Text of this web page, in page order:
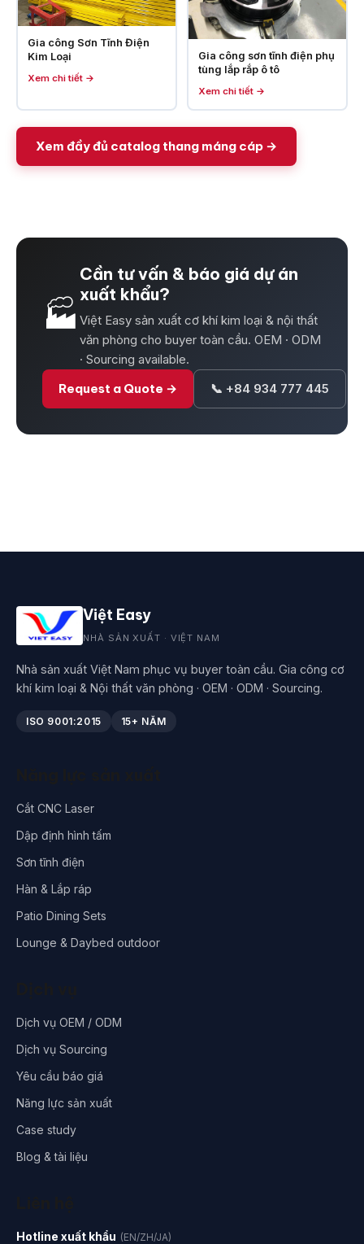
Gia công Sơn Tĩnh Điện
Kim Loại
Xem chi tiết →
Gia công sơn tĩnh điện phụ
tùng lắp rắp ô tô
Xem chi tiết →
Xem đầy đủ catalog thang máng cáp →
🏭
Cần tư vấn & báo giá dự án
xuất khẩu?
Việt Easy sản xuất cơ khí kim loại & nội thất
văn phòng cho buyer toàn cầu. OEM · ODM
· Sourcing available.
Request a Quote →
📞 +84 934 777 445
Việt Easy
NHÀ SẢN XUẤT · VIỆT NAM
Nhà sản xuất Việt Nam phục vụ buyer toàn cầu. Gia công cơ
khí kim loại & Nội thất văn phòng · OEM · ODM · Sourcing.
ISO 9001:2015 15+ NĂM
Cắt CNC Laser
Dập định hình tấm
Sơn tĩnh điện
Hàn & Lắp ráp
Patio Dining Sets
Lounge & Daybed outdoor
Dịch vụ OEM / ODM
Dịch vụ Sourcing
Yêu cầu báo giá
Năng lực sản xuất
Case study
Blog & tài liệu
Hotline xuất khẩu (EN/ZH/JA)